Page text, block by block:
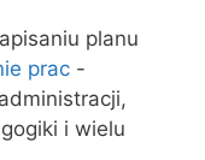
planu
prac -
i wielu